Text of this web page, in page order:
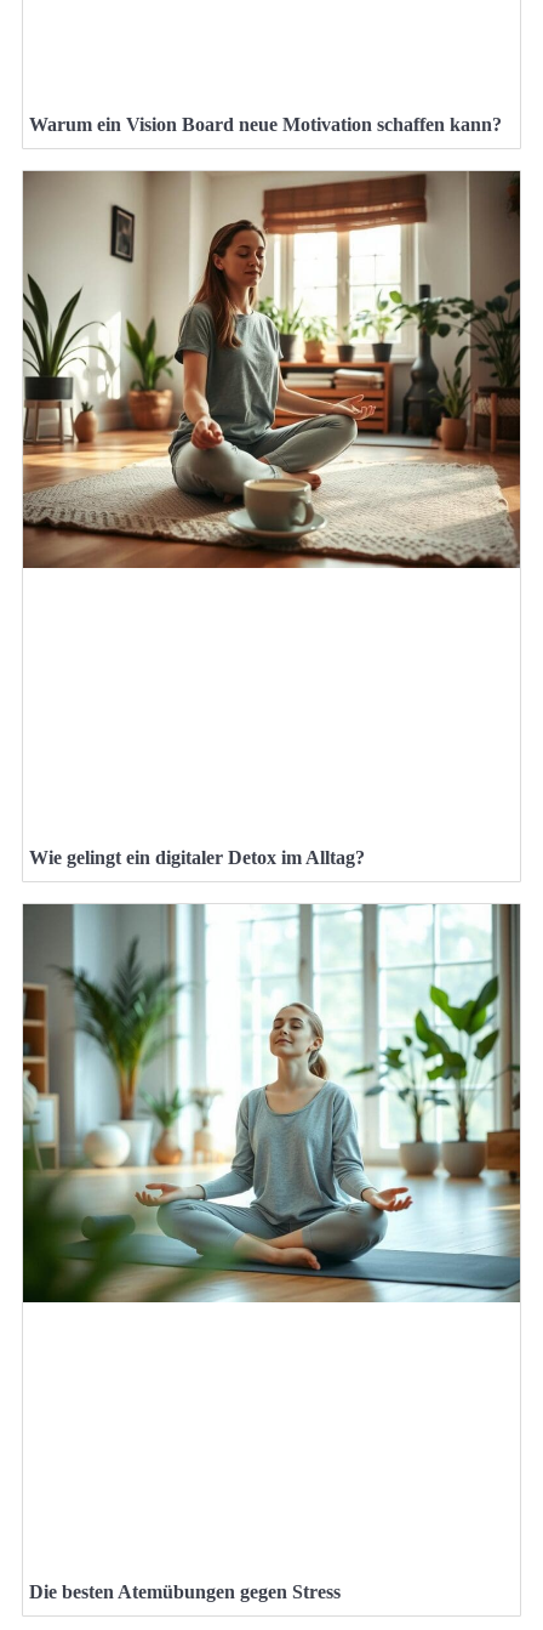
Warum ein Vision Board neue Motivation schaffen kann?
Wie gelingt ein digitaler Detox im Alltag?
Die besten Atemübungen gegen Stress